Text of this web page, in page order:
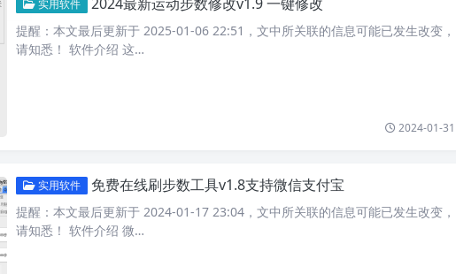
实用软件
提醒：本文最后更新于 2025-01-06 22:51，文中所关联的信息可能已发生改变，
请知悉！ 软件介绍 这…
2024-01-31
实用软件 免费在线刷步数工具v1.8支持微信支付宝
提醒：本文最后更新于 2024-01-17 23:04，文中所关联的信息可能已发生改变，
请知悉！ 软件介绍 微…